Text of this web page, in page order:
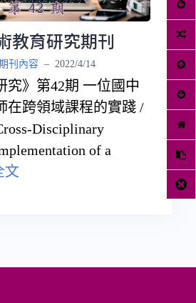
教育研究期刊
刊內容 – 2022/4/14
究》第42期 一位國中
在跨領域課程的實踐 /
Disciplinary
of a
文